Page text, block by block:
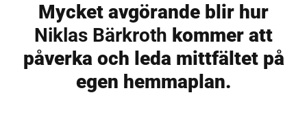
Mycket avgörande blir hur
Niklas Bärkroth kommer att
påverka och leda mittfältet på
egen hemmaplan.